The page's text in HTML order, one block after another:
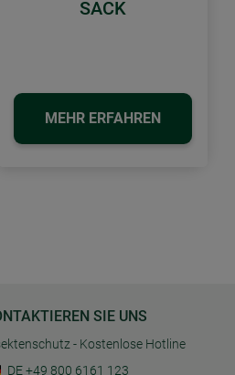
SACK
MEHR ERFAHREN
SIE UNS
- Kostenlose Hotline
DE +49 800 6161 123